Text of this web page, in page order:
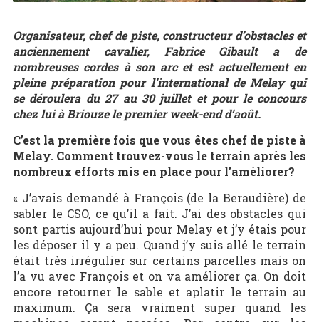
Organisateur, chef de piste, constructeur d’obstacles et
anciennement cavalier, Fabrice Gibault a de
nombreuses cordes à son arc et est actuellement en
pleine préparation pour l’international de Melay qui
se déroulera du 27 au 30 juillet et pour le concours
chez lui à Briouze le premier week-end d’août.
C’est la première fois que vous êtes chef de piste à
Melay. Comment trouvez-vous le terrain après les
nombreux efforts mis en place pour l’améliorer?
« J’avais demandé à François (de la Beraudière) de
sabler le CSO, ce qu’il a fait. J’ai des obstacles qui
sont partis aujourd’hui pour Melay et j’y étais pour
les déposer il y a peu. Quand j’y suis allé le terrain
était très irrégulier sur certains parcelles mais on
l’a vu avec François et on va améliorer ça. On doit
encore retourner le sable et aplatir le terrain au
maximum. Ça sera vraiment super quand les